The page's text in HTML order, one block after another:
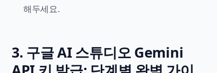
해두세요.
3. 구글 AI 스튜디오 Gemini